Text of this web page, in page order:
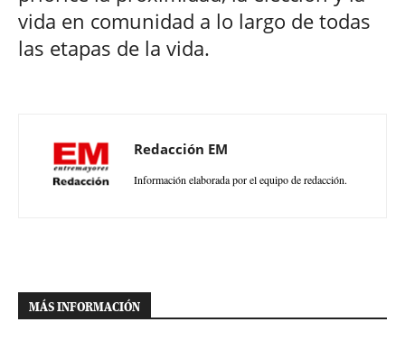
vida en comunidad a lo largo de todas
las etapas de la vida.
Redacción EM
Información elaborada por el equipo de redacción.
MÁS INFORMACIÓN